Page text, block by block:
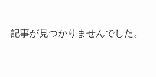
記事が見つかりませんでした。